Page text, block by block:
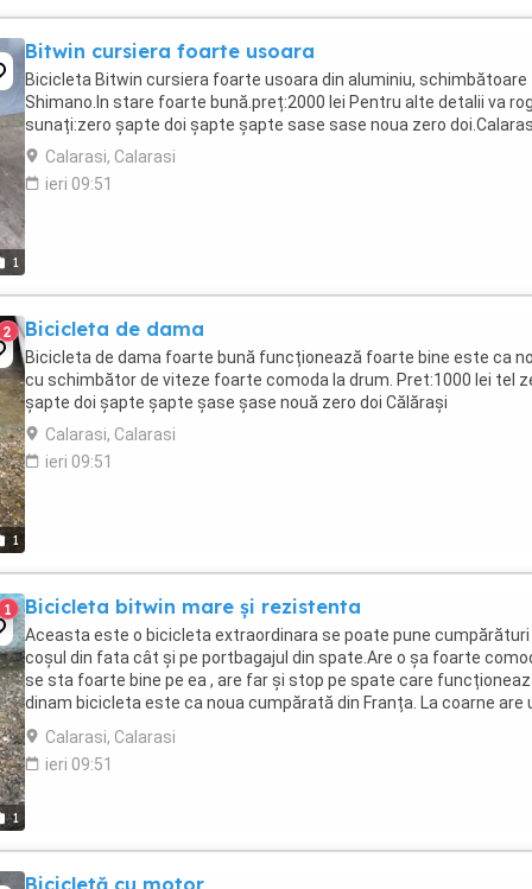
1
Bitwin cursiera foarte usoara
Bicicleta Bitwin cursiera foarte usoara din aluminiu, schimbătoare
Shimano.In stare foarte bună.preț:2000 lei Pentru alte detalii va
sunați:zero șapte doi șapte șapte sase sase noua zero
Calarasi, Calarasi
ieri 09:51
1
2 Bicicleta de dama
Bicicleta de dama foarte bună funcționează foarte bine este ca
cu schimbător de viteze foarte comoda la drum. Pret:1000 lei tel
șapte doi șapte șapte șase șase nouă zero doi Călărași
Calarasi, Calarasi
ieri 09:51
1
1 Bicicleta bitwin mare și rezistenta
Aceasta este o bicicleta extraordinara se poate pune cumpărături
coșul din fata cât și pe portbagajul din spate.Are o șa foarte
se sta foarte bine pe ea , are far și stop pe spate care
dinam bicicleta este ca noua cumpărată din Franța. La coarne are
arc foarte puternic care ...
Calarasi, Calarasi
ieri 09:51
Bicicletă cu motor